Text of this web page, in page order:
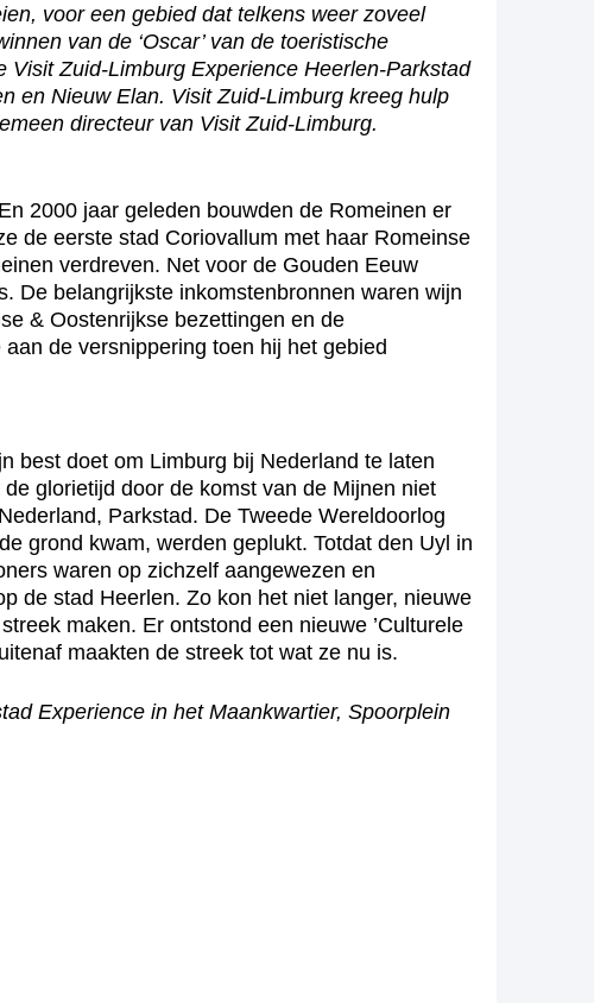
voor een gebied dat telkens weer zoveel
van de ‘Oscar’ van de toeristische
Zuid-Limburg Experience Heerlen-Parkstad
en Nieuw Elan. Visit Zuid-Limburg kreeg hulp
directeur van Visit Zuid-Limburg.
2000 jaar geleden bouwden de Romeinen er
de eerste stad Coriovallum met haar Romeinse
verdreven. Net voor de Gouden Eeuw
De belangrijkste inkomstenbronnen waren wijn
& Oostenrijkse bezettingen en de
de versnippering toen hij het gebied
best doet om Limburg bij Nederland te laten
glorietijd door de komst van de Mijnen niet
Parkstad. De Tweede Wereldoorlog
grond kwam, werden geplukt. Totdat den Uyl in
waren op zichzelf aangewezen en
de stad Heerlen. Zo kon het niet langer, nieuwe
maken. Er ontstond een nieuwe ’Culturele
maakten de streek tot wat ze nu is.
Experience in het Maankwartier, Spoorplein